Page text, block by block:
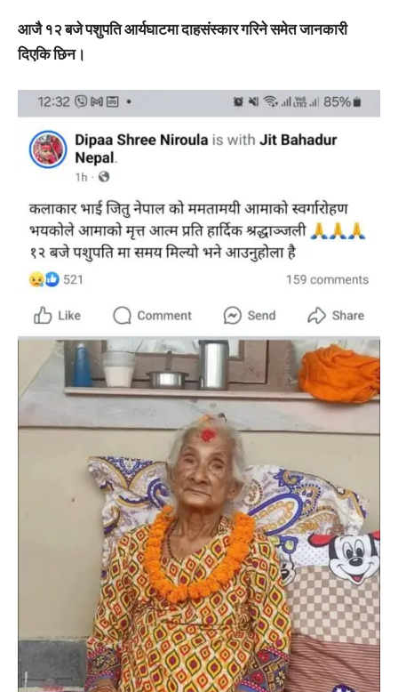
आजै १२ बजे पशुपति आर्यघाटमा दाहसंस्कार गरिने समेत जानकारी
दिएकि छिन।